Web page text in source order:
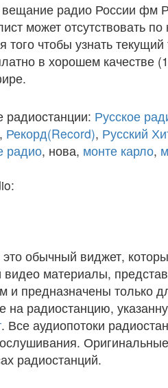
радио России фм
может отсутствовать
того чтобы узнать
в хорошем качестве
Русское
, Рекорд(Record), Русский
радио, нова, монте карло,
обычный виджет,
видео материалы,
и предназначены только
на радиостанцию,
. Все аудиопотоки
радиостанций.